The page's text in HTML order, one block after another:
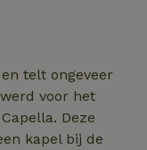
etc. zijn
telt ongeveer
voor het
Deze
kapel bij de